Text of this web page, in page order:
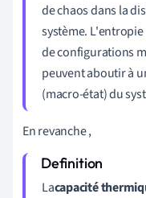
de chaos dans la
système.
de configurations
peuvent aboutir à
(macro-état) du
En revanche ,
Lacapacité